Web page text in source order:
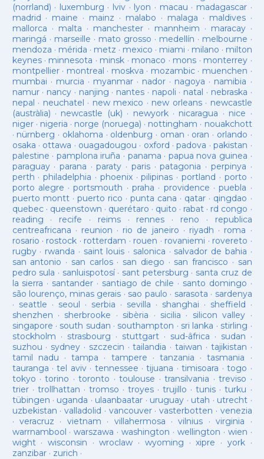
(norrland) · luxemburg · lviv · lyon · macau · madagascar·
madrid · maine · mainz · malabo · malaga · maldives·
mallorca · malta · manchester· mannheim · maracay·
maringá · marseille · mato grosso · medellín · melbourne ·
mendoza · mérida · metz · mexico · miami · milano · milton
keynes· minnesota · minsk · monaco · mons · monterrey ·
montpellier· montreal · moskva · mozambic· muenchen ·
mumbai · murcia · myanmar· nador · nagoya · namibia ·
namur· nancy · nanjing · nantes · napoli · natal · nebraska ·
nepal · neuchatel · new mexico · new orleans· newcastle
(austràlia) · newcastle (uk) · newyork· nicaragua · nice ·
niger· nigeria · norge (noruega) · nottingham · nouakchott
· nürnberg · oklahoma · oldenburg · oman · oran · orlando ·
osaka · ottawa · ouagadougou · oxford ·padova ·pakistan ·
palestine · pamplona iruña · panama · papua nova guinea ·
paraguay· parana ·paraty · paris·patagonia · perpinya ·
perth ·philadelphia · phoenix·pilipinas ·portland · porto ·
porto alegre ·portsmouth ·praha · providence ·puebla ·
puerto montt· puerto rico ·punta cana · qatar · qingdao ·
quebec· queenstown · querétaro · quito · rabat · rd congo ·
reading · recife · reims· rennes · reno · republica
centreafricana · reunion · rio de janeiro · riyadh · roma ·
rosario · rostock · rotterdam · rouen · rovaniemi · rovereto ·
rugby· rwanda · saint louis · salonica · salvador de bahia ·
san antonio · san carlos· san diego · san francisco · san
pedro sula · sanluispotosí· sant petersburg · santa cruz de
la sierra · santander · santiago de chile · santo domingo ·
são lourenço, minas gerais · sao paulo · sarasota · sardenya
· seattle · seoul · serbia · sevilla · shanghai · sheffield ·
shenzhen · sherbrooke · sibèria · sicilia · silicon valley ·
singapore · south sudan · southampton · sri lanka · stirling ·
stockholm · strasbourg · stuttgart· sud-âfrica · sudan ·
suzhou · sydney · szczecin ·tailandia ·taiwan · tajikistan ·
tamil nadu ·tampa · tampere · tanzania ·tasmania ·
tauranga ·tel aviv· tennessee ·tijuana ·timisoara ·togo ·
tokyo ·torino ·toronto ·toulouse ·transilvania ·treviso ·
trier· trollhattan · tromso · troyes·trujillo ·tunis ·turku ·
tübingen · uganda · ulaanbaatar · uruguay · utah · utrecht ·
uzbekistan · valladolid · vancouver· vasterbotten · venezia
· veracruz · vietnam · villahermosa ·vilnius ·virginia ·
warrnambool ·warszawa ·washington · wellington · wien ·
wight· wisconsin ·wroclaw · wyoming ·xipre · york·
zanzibar· zurich ·